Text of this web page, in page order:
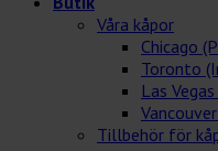
Våra kåpor
Chicago
Toronto
Las
Tillbehör för